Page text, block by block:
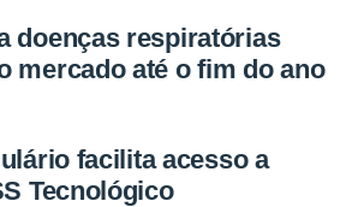
doenças respiratórias
mercado até o fim do ano
facilita acesso a
Tecnológico